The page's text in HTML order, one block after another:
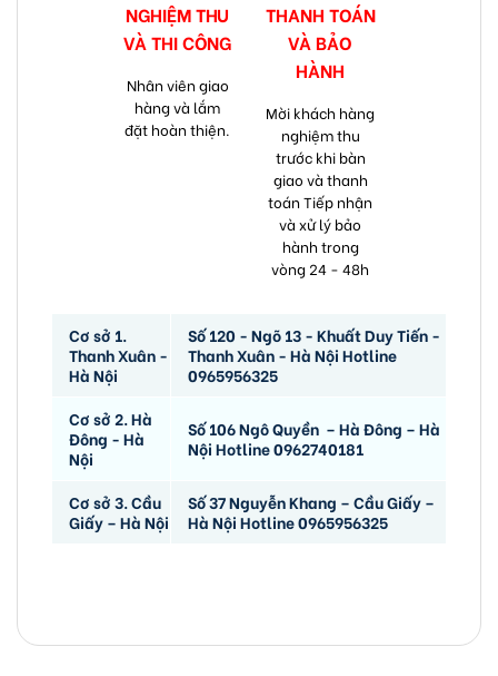
NGHIỆM THU
VÀ THI CÔNG
Nhân viên giao
hàng và lắm
đặt hoàn thiện.
THANH TOÁN
VÀ BẢO
HÀNH
Mời khách hàng
nghiệm thu
trước khi bàn
giao và thanh
toán Tiếp nhận
và xử lý bảo
hành trong
vòng 24 - 48h
Cơ sở 1.
Thanh Xuân -
Hà Nội
Số 120 - Ngõ 13 - Khuất Duy Tiến -
Thanh Xuân - Hà Nội Hotline
0965956325
Cơ sở 2. Hà
Đông - Hà
Nội
Số 106 Ngô Quyền – Hà Đông – Hà
Nội Hotline 0962740181
Cơ sở 3. Cầu
Giấy – Hà Nội
Số 37 Nguyễn Khang – Cầu Giấy –
Hà Nội Hotline 0965956325